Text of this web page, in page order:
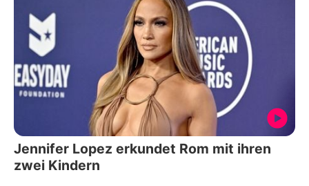
Jennifer Lopez erkundet Rom mit ihren
zwei Kindern